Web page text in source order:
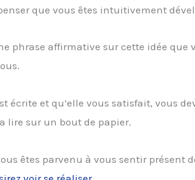
que vous êtes intuitivement
phrase affirmative sur cette idée
écrite et qu’elle vous satisfait, vous
lire sur un bout de papier.
êtes parvenu à vous sentir